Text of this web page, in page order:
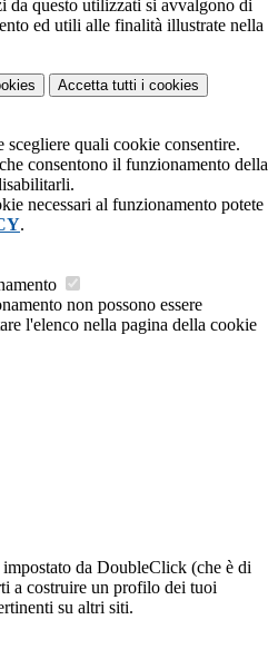
da questo utilizzati si avvalgono di
ed utili alle finalità illustrate nella
Accetta tutti i cookies
scegliere quali cookie consentire.
consentono il funzionamento della
necessari al funzionamento potete
.
non possono essere
l'elenco nella pagina della cookie
da DoubleClick (che è di
a costruire un profilo dei tuoi
su altri siti.